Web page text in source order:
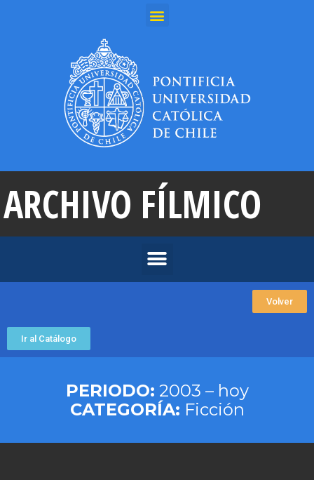
ARCHIVO FÍLMICO
Volver
Ir al Catálogo
PERIODO: 2003 – hoy
CATEGORÍA: Ficción